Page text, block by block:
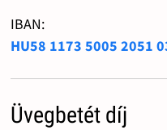
IBAN:
HU58 1173 5005 2051
Üvegbetét díj